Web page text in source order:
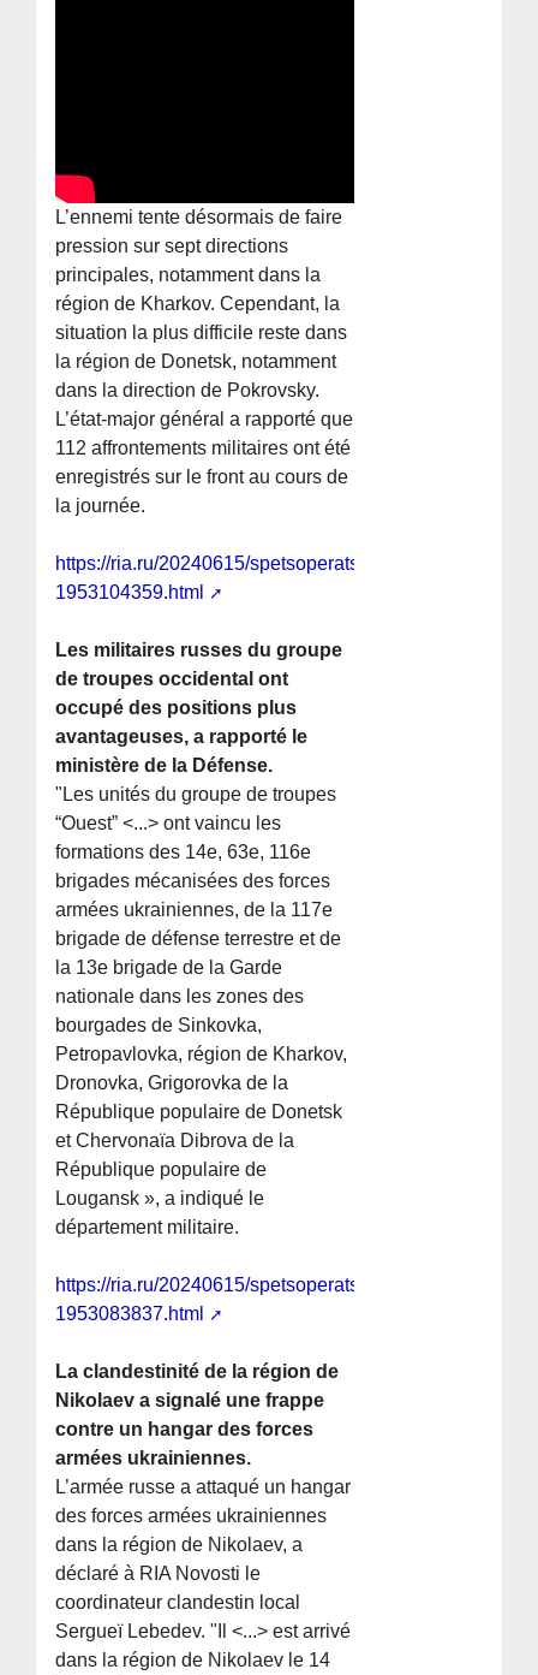
L’ennemi tente désormais de faire
pression sur sept directions
principales, notamment dans la
région de Kharkov. Cependant, la
situation la plus difficile reste dans
la région de Donetsk, notamment
dans la direction de Pokrovsky.
L’état-major général a rapporté que
112 affrontements militaires ont été
enregistrés sur le front au cours de
la journée.
https://ria.ru/20240615/spetsoperatsiya-
1953104359.html
Les militaires russes du groupe
de troupes occidental ont
occupé des positions plus
avantageuses, a rapporté le
ministère de la Défense.
"Les unités du groupe de troupes
“Ouest” <...> ont vaincu les
formations des 14e, 63e, 116e
brigades mécanisées des forces
armées ukrainiennes, de la 117e
brigade de défense terrestre et de
la 13e brigade de la Garde
nationale dans les zones des
bourgades de Sinkovka,
Petropavlovka, région de Kharkov,
Dronovka, Grigorovka de la
République populaire de Donetsk
et Chervonaïa Dibrova de la
République populaire de
Lougansk », a indiqué le
département militaire.
https://ria.ru/20240615/spetsoperatsiya-
1953083837.html
La clandestinité de la région de
Nikolaev a signalé une frappe
contre un hangar des forces
armées ukrainiennes.
L’armée russe a attaqué un hangar
des forces armées ukrainiennes
dans la région de Nikolaev, a
déclaré à RIA Novosti le
coordinateur clandestin local
Sergueï Lebedev. "Il <...> est arrivé
dans la région de Nikolaev le 14